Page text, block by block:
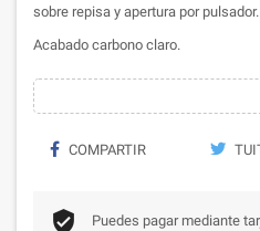
sobre repisa y apertura por pulsador.
Acabado carbono claro.
COMPARTIR
Puedes pagar mediante